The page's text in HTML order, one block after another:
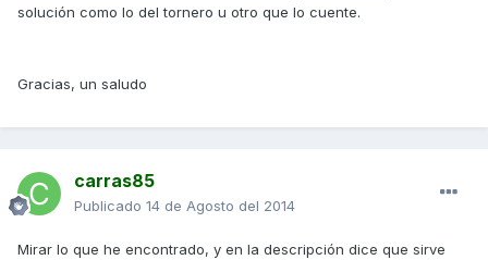
solución como lo del tornero u otro que lo cuente.
Gracias, un saludo
carras85
Publicado 14 de Agosto del 2014
Mirar lo que he encontrado, y en la descripción dice que sirve